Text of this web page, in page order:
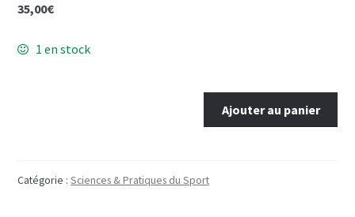
Mon Compte
Panier
35,00€
1 en stock
1984
Ajouter au panier
Catégorie :Sciences & Pratiques du Sport